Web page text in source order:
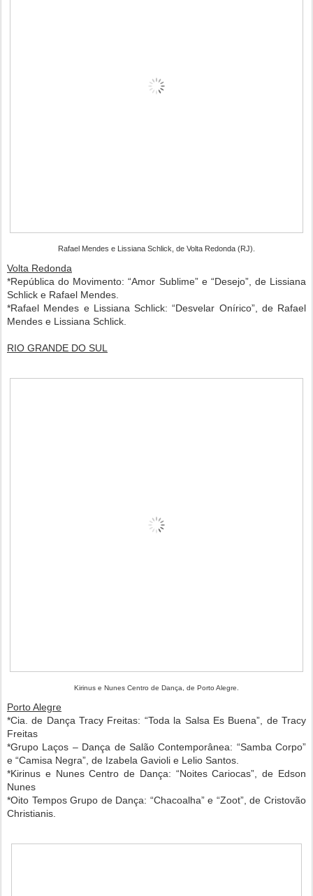
Rafael Mendes e Lissiana Schlick, de Volta Redonda (RJ).
Volta Redonda
*República do Movimento: “Amor Sublime” e “Desejo”, de Lissiana
Schlick e Rafael Mendes.
*Rafael Mendes e Lissiana Schlick: “Desvelar Onírico”, de Rafael
Mendes e Lissiana Schlick.
RIO GRANDE DO SUL
Kirinus e Nunes Centro de Dança, de Porto Alegre.
Porto Alegre
*Cia. de Dança Tracy Freitas: “Toda la Salsa Es Buena”, de Tracy
Freitas
*Grupo Laços – Dança de Salão Contemporânea: “Samba Corpo”
e “Camisa Negra”, de Izabela Gavioli e Lelio Santos.
*Kirinus e Nunes Centro de Dança: “Noites Cariocas”, de Edson
Nunes
*Oito Tempos Grupo de Dança: “Chacoalha” e “Zoot”, de Cristovão
Christianis.